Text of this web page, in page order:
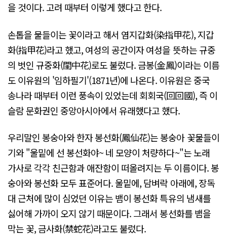
을 것이다. 고려 때부터 이렇게 했다고 한다.
손톱을 물들이는 꽃이라고 해서 염지갑화(染指甲花), 지갑
화(指甲花)라고 했고, 여성의 공간이자 여성을 뜻하는 규중
의 벗인 규중화(閨中花)로도 불렀다. 금봉(金鳳)이라는 이름
도 이유원의 '임하필기'(1871년)에 나온다. 이유원은 중국
송나라 때부터 이런 풍속이 있었는데 회회국(回回國), 즉 이
슬람 문화권인 중앙아시아에서 유래했다고 했다.
우리말인 봉숭아와 한자 봉선화(鳳仙花)는 봉숭아 꽃물들이
기와 "울밑에 선 봉선화야~ 네 모양이 처량하다~"는 노래
가사로 각각 친근함과 애잔함이 떠올려지는 두 이름이다. 봉
숭아와 봉선화 모두 표준어다. 울밑에, 담벼락 아래에, 장독
대 근처에 많이 심었던 이유는 뱀이 봉선화 특유의 냄새를
싫어해 가까이 오지 않기 때문이다. 그래서 봉선화를 뱀을
막는 꽃, 금사화(禁蛇花)라고도 불렀다.